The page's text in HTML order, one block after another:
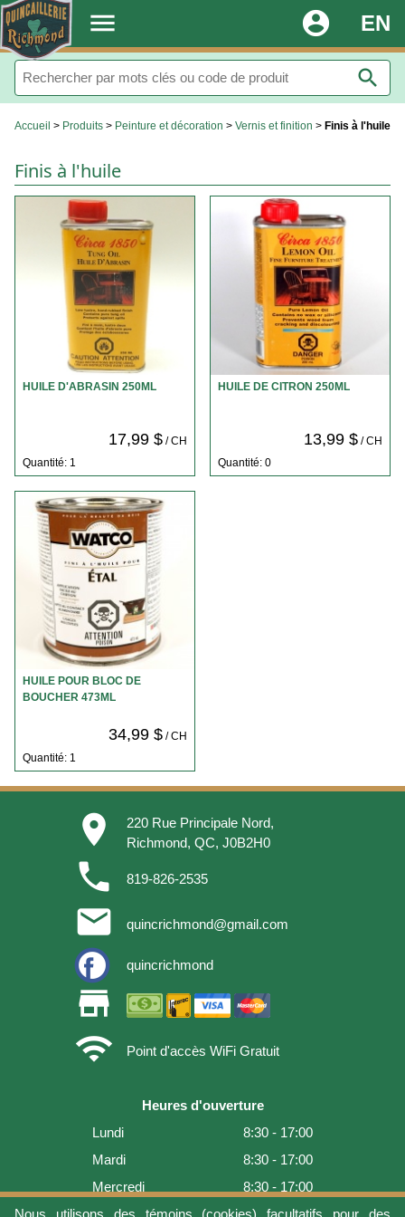
. menu EN
account_circle
search
Nous utilisons des témoins (cookies) facultatifs pour des
Accueil > Produits > Peinture et décoration > Vernis et finition > Finis à l'huile
Finis à l'huile
HUILE D'ABRASIN 250ML
17,99 $/ CH
Quantité: 1
HUILE DE CITRON 250ML
13,99 $/ CH
Quantité: 0
HUILE POUR BLOC DE
BOUCHER 473ML
34,99 $/ CH
Quantité: 1
place
220 Rue Principale Nord,
Richmond, QC, J0B2H0
phone 819-826-2535
email quincrichmond@gmail.com
quincrichmond
store
wifi
Point d'accès WiFi Gratuit
Heures d'ouverture
Lundi
8:30 - 17:00
Mardi
8:30 - 17:00
Mercredi
8:30 - 17:00
Jeudi
8:30 - 17:00